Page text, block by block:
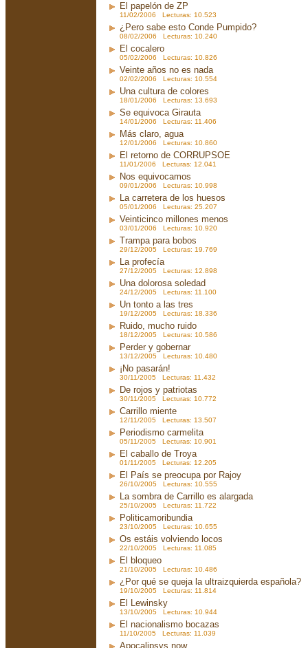
El papelón de ZP
11/02/2006 Lecturas: 10.523
¿Pero sabe esto Conde Pumpido?
08/02/2006 Lecturas: 10.240
El cocalero
05/02/2006 Lecturas: 10.826
Veinte años no es nada
02/02/2006 Lecturas: 10.554
Una cultura de colores
18/01/2006 Lecturas: 13.693
Se equivoca Girauta
14/01/2006 Lecturas: 11.406
Más claro, agua
12/01/2006 Lecturas: 10.860
El retorno de CORRUPSOE
11/01/2006 Lecturas: 12.041
Nos equivocamos
09/01/2006 Lecturas: 10.998
La carretera de los huesos
05/01/2006 Lecturas: 25.207
Veinticinco millones menos
03/01/2006 Lecturas: 10.920
Trampa para bobos
29/12/2005 Lecturas: 19.769
La profecía
27/12/2005 Lecturas: 12.898
Una dolorosa soledad
24/12/2005 Lecturas: 11.100
Un tonto a las tres
19/12/2005 Lecturas: 18.336
Ruido, mucho ruido
18/12/2005 Lecturas: 10.586
Perder y gobernar
13/12/2005 Lecturas: 10.480
¡No pasarán!
30/11/2005 Lecturas: 11.432
De rojos y patriotas
30/11/2005 Lecturas: 10.772
Carrillo miente
12/11/2005 Lecturas: 13.507
Periodismo carmelita
05/11/2005 Lecturas: 10.901
El caballo de Troya
01/11/2005 Lecturas: 12.205
El País se preocupa por Rajoy
26/10/2005 Lecturas: 10.555
La sombra de Carrillo es alargada
25/10/2005 Lecturas: 11.722
Politicamoribundia
23/10/2005 Lecturas: 10.655
Os estáis volviendo locos
22/10/2005 Lecturas: 11.085
El bloqueo
21/10/2005 Lecturas: 10.486
¿Por qué se queja la ultraizquierda española?
19/10/2005 Lecturas: 11.814
El Lewinsky
13/10/2005 Lecturas: 10.944
El nacionalismo bocazas
11/10/2005 Lecturas: 11.039
Apocalipsys now